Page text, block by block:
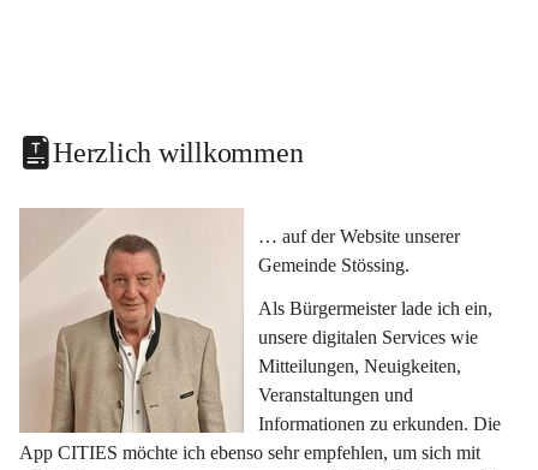
Herzlich willkommen
… auf der Website unserer
Gemeinde Stössing.
Als Bürgermeister lade ich ein,
unsere digitalen Services wie
Mitteilungen, Neuigkeiten,
Veranstaltungen und
Informationen zu erkunden. Die
App CITIES möchte ich ebenso sehr empfehlen, um sich mit